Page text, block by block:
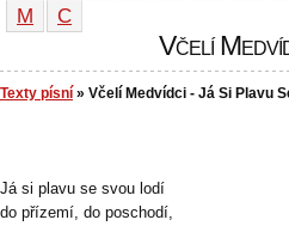
М
С
Včelí
Texty písní » Včelí Medvídci - Já Si Plavu
Já si plavu se svou lodí
do přízemí, do poschodí,